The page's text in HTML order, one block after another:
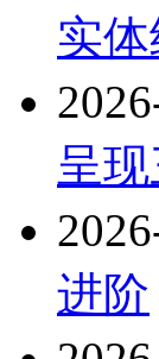
实
呈
进阶